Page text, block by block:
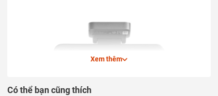
Xem thêm
Có thể bạn cũng thích